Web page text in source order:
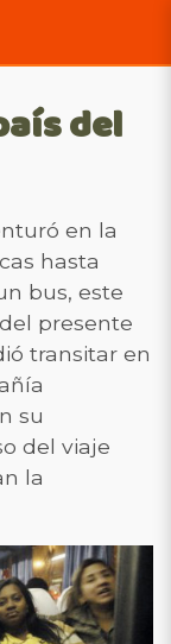
del
en la
hasta
bus, este
presente
transitar en
su
del viaje
la